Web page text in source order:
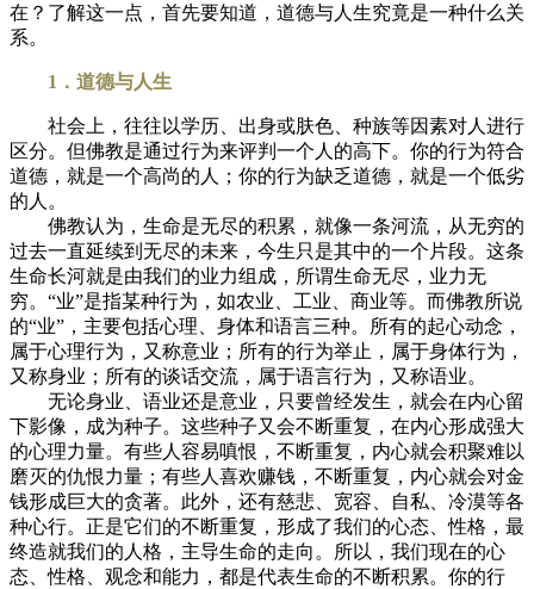
在？了解这一点，首先要知道，道德与人生究竟是一种什么关
系。
1．道德与人生
社会上，往往以学历、出身或肤色、种族等因素对人进行
区分。但佛教是通过行为来评判一个人的高下。你的行为符合
道德，就是一个高尚的人；你的行为缺乏道德，就是一个低劣
的人。
佛教认为，生命是无尽的积累，就像一条河流，从无穷的
过去一直延续到无尽的未来，今生只是其中的一个片段。这条
生命长河就是由我们的业力组成，所谓生命无尽，业力无
穷。“业”是指某种行为，如农业、工业、商业等。而佛教所说
的“业”，主要包括心理、身体和语言三种。所有的起心动念，
属于心理行为，又称意业；所有的行为举止，属于身体行为，
又称身业；所有的谈话交流，属于语言行为，又称语业。
无论身业、语业还是意业，只要曾经发生，就会在内心留
下影像，成为种子。这些种子又会不断重复，在内心形成强大
的心理力量。有些人容易嗔恨，不断重复，内心就会积聚难以
磨灭的仇恨力量；有些人喜欢赚钱，不断重复，内心就会对金
钱形成巨大的贪著。此外，还有慈悲、宽容、自私、冷漠等各
种心行。正是它们的不断重复，形成了我们的心态、性格，最
终造就我们的人格，主导生命的走向。所以，我们现在的心
态、性格、观念和能力，都是代表生命的不断积累。你的行